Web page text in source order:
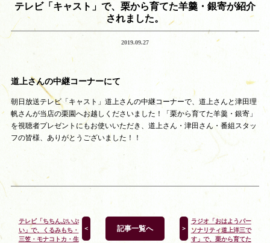
テレビ「キャスト」で、栗から育てた羊羹・銀寄が紹介
されました。
2019.09.27
道上さんの中継コーナーにて
朝日放送テレビ「キャスト」道上さんの中継コーナーで、道上さんと津田理
帆さんが当店の栗園へお越しくださいました！「栗から育てた羊羹・銀寄」
を視聴者プレゼントにもお使いいただき、道上さん・津田さん・番組スタッ
フの皆様、ありがとうございました！！
テレビ「ちちんぷいぷ
い」で、くるみもち・
三笠・モナコトカ・生
＜ 記事一覧へ ＞
ラジオ「おはようパー
ソナリティ道上洋三で
す」で、栗から育てた